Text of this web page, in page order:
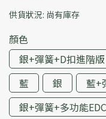
供貨狀況: 尚有庫存
顏色
銀+彈簧+D扣進階版
藍
銀
藍+
銀+彈簧+多功能